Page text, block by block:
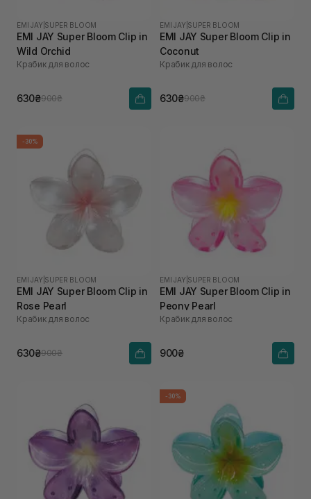
EMI JAY SUPER BLOOM
EMI JAY Super Bloom Clip in
Wild Orchid
Крабик для волос
630₴900₴
EMI JAY SUPER BLOOM
EMI JAY Super Bloom Clip in
Coconut
Крабик для волос
630₴900₴
-30%
EMI JAY SUPER BLOOM
EMI JAY Super Bloom Clip in
Rose Pearl
Крабик для волос
630₴900₴
EMI JAY SUPER BLOOM
EMI JAY Super Bloom Clip in
Peony Pearl
Крабик для волос
900₴
-30%